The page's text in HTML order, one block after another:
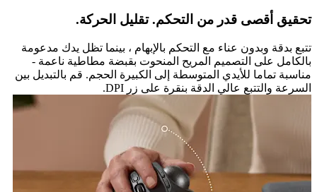
تحقيق أقصى قدر من التحكم. تقليل الحركة.
تتبع بدقة وبدون عناء مع التحكم بالإبهام ، بينما تظل يدك مدعومة
بالكامل على التصميم المريح المنحوت بقبضة مطاطية ناعمة -
مناسبة تماما للأيدي المتوسطة إلى الكبيرة الحجم. قم بالتبديل بين
السرعة والتتبع عالي الدقة بنقرة على زر DPI.